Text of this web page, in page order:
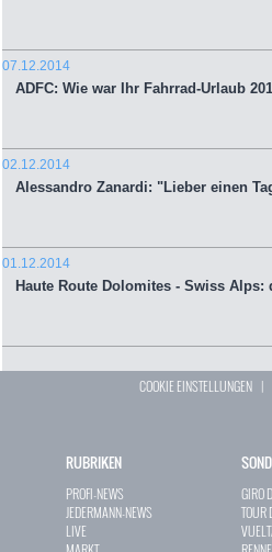
07.12.2014
ADFC: Wie war Ihr Fahrrad-Urlaub
02.12.2014
Alessandro Zanardi: "Lieber einen
01.12.2014
Haute Route Dolomites - Swiss Alps:
COOKIE EINSTELLUNGEN |
RUBRIKEN
PROFI-NEWS
JEDERMANN-NEWS
LIVE
GIRO
TOUR